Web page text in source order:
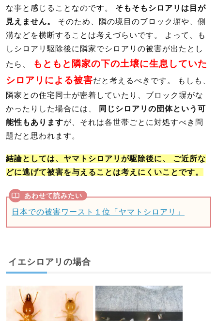
な事と感じることなのです。 そもそもシロアリは目が
見えません。
そのため、隣の境目のブロック塀や、側
溝などを横断することは考えづらいです。 よって、も
しシロアリ駆除後に隣家でシロアリの被害が出たとし
たら、
もともと隣家の下の土壌に生息していた
シロアリによる被害だと考えるべきです。 もしも、
隣家との住宅同士が密着していたり、ブロック塀がな
かったりした場合には、
同じシロアリの団体という可
能性もありますが、それは各世帯ごとに対処すべき問
題だと思われます。
結論としては、ヤマトシロアリが駆除後に、 ご近所な
どに逃げて被害を与えることは考えにくいことです。
日本での被害ワースト１位「ヤマトシロアリ」
イエシロアリの場合